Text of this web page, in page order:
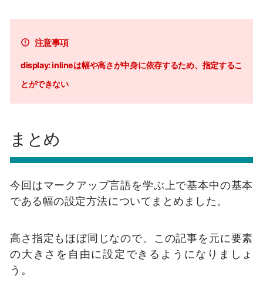
注意事項
display: inlineは幅や高さが中身に依存するため、指定するこ
とができない
まとめ
今回はマークアップ言語を学ぶ上で基本中の基本
である幅の設定方法についてまとめました。
高さ指定もほぼ同じなので、この記事を元に要素
の大きさを自由に設定できるようになりましょ
う。